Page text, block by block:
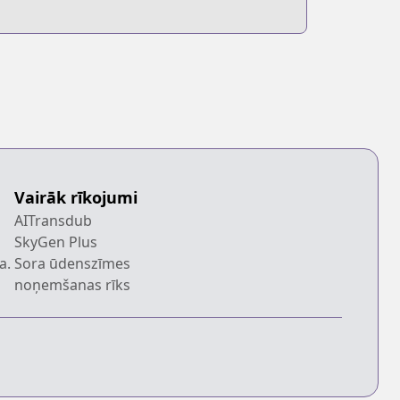
Vairāk rīkojumi
AITransdub
SkyGen Plus
Sora ūdenszīmes
noņemšanas rīks